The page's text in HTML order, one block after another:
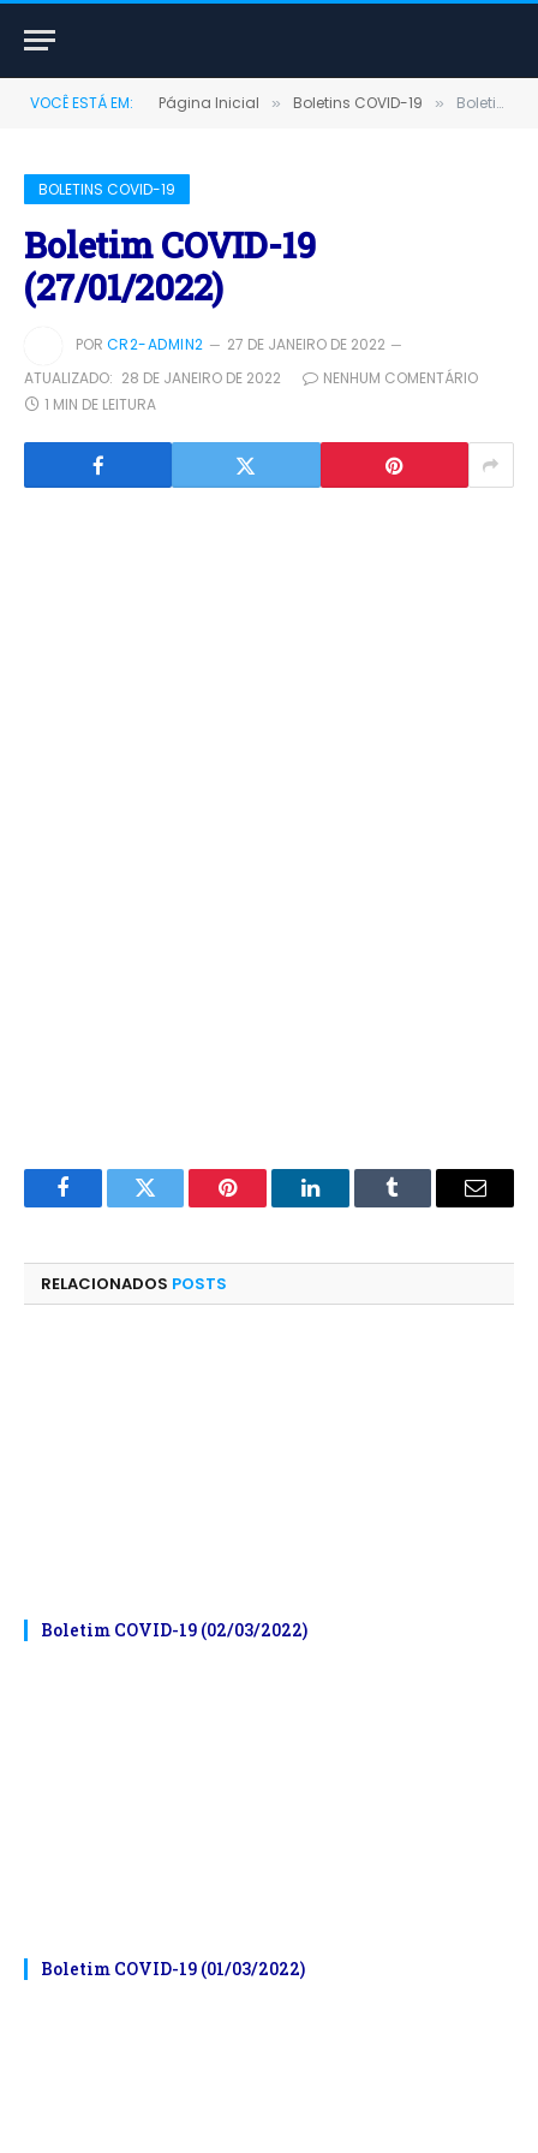
VOCÊ ESTÁ EM: Página Inicial » Boletins COVID-19 » Boletim COVID-19 (27/01/2022)
BOLETINS COVID-19
Boletim COVID-19
(27/01/2022)
POR CR2-ADMIN2
27 DE JANEIRO DE 2022
ATUALIZADO: 28 DE JANEIRO DE 2022
NENHUM COMENTÁRIO
1 MIN DE LEITURA
FacebookTwitter Pinterest LinkedInTumblr
E-
RELACIONADOS POSTS
Boletim COVID-19 (02/03/2022)
Boletim COVID-19 (01/03/2022)